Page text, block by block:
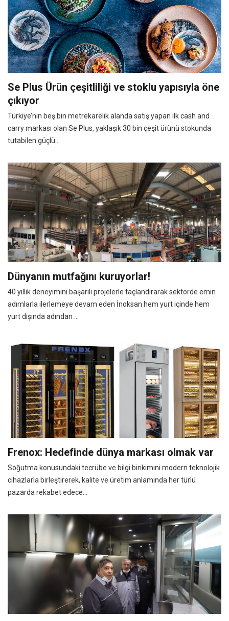
Se Plus Ürün çeşitliliği ve stoklu yapısıyla öne
çıkıyor
Türkiye’nin beş bin metrekarelik alanda satış yapan ilk cash and
carry markası olan Se Plus, yaklaşık 30 bin çeşit ürünü stokunda
tutabilen güçlü...
Dünyanın mutfağını kuruyorlar!
40 yıllık deneyimini başarılı projelerle taçlandırarak sektörde emin
adımlarla ilerlemeye devam eden İnoksan hem yurt içinde hem
yurt dışında adından ...
Frenox: Hedefinde dünya markası olmak var
Soğutma konusundaki tecrübe ve bilgi birikimini modern teknolojik
cihazlarla birleştirerek, kalite ve üretim anlamında her türlü
pazarda rekabet edece...